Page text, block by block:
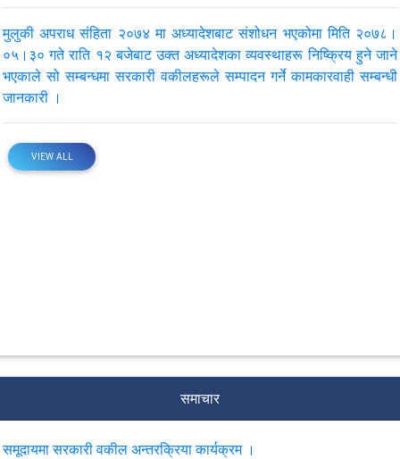
मुलुकी अपराध संहिता २०७४ मा अध्यादेशबाट संशोधन भएकोमा मिति २०७८।
०५।३० गते राति १२ बजेबाट उक्त अध्यादेशका व्यवस्थाहरू निष्क्रिय हुने जाने
भएकाले सो सम्बन्धमा सरकारी वकीलहरूले सम्पादन गर्ने कामकारवाही सम्बन्धी
जानकारी ।
VIEW ALL
समाचार
समूदायमा सरकारी वकील अन्तरक्रिया कार्यक्रम ।